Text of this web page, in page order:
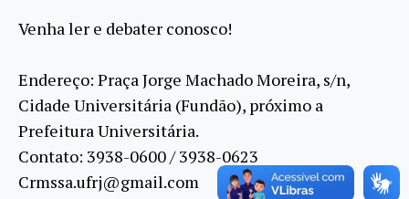
Venha ler e debater conosco!
Endereço: Praça Jorge Machado Moreira, s/n,
Cidade Universitária (Fundão), próximo a
Prefeitura Universitária.
Contato: 3938-0600 / 3938-0623
Crmssa.ufrj@gmail.com